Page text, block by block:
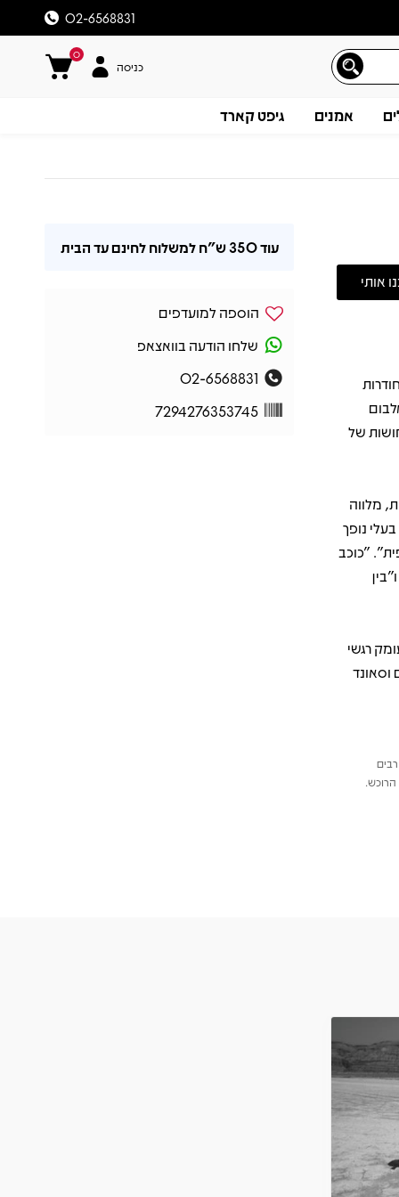
02-6568831
0
כניסה
אמנים גיפט קארד
תיאור
והחודרות
של
מלווה
נופך
"כוכב
רגשי
וסאונד
הרוכש.
עוד350 ש"ח למשלוח לחינם עד הבית
הוספה למועדפים
שלחו הודעה בוואצאפ
02-6568831
7294276353745